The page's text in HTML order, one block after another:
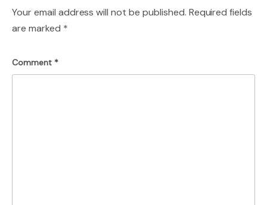
Your email address will not be published. Required fields
are marked *
Comment *